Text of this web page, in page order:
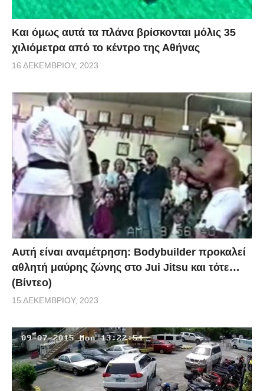
Και όμως αυτά τα πλάνα βρίσκονται μόλις 35
χιλιόμετρα από το κέντρο της Αθήνας
16 ΔΕΚΕΜΒΡΊΟΥ, 2023
Αυτή είναι αναμέτρηση: Bodybuilder προκαλεί
αθλητή μαύρης ζώνης στο Jui Jitsu και τότε…
(Βίντεο)
15 ΔΕΚΕΜΒΡΊΟΥ, 2023